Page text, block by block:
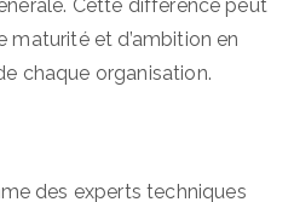
Cette différence peut
maturité et d’ambition en
chaque organisation.
des experts techniques